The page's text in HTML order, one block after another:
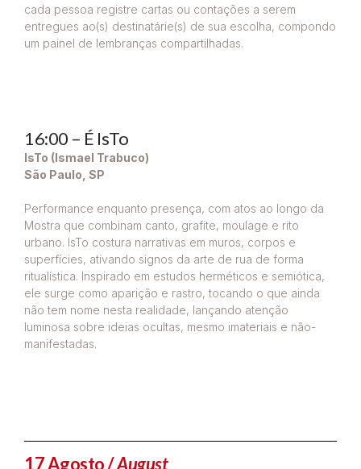
cada pessoa registre cartas ou contações a serem
entregues ao(s) destinatárie(s) de sua escolha, compondo
um painel de lembranças compartilhadas.
16:00 – É IsTo
IsTo (Ismael Trabuco)
São Paulo, SP
Performance enquanto presença, com atos ao longo da
Mostra que combinam canto, grafite, moulage e rito
urbano. IsTo costura narrativas em muros, corpos e
superfícies, ativando signos da arte de rua de forma
ritualística. Inspirado em estudos herméticos e semiótica,
ele surge como aparição e rastro, tocando o que ainda
não tem nome nesta realidade, lançando atenção
luminosa sobre ideias ocultas, mesmo imateriais e não-
manifestadas.
17 Agosto /August